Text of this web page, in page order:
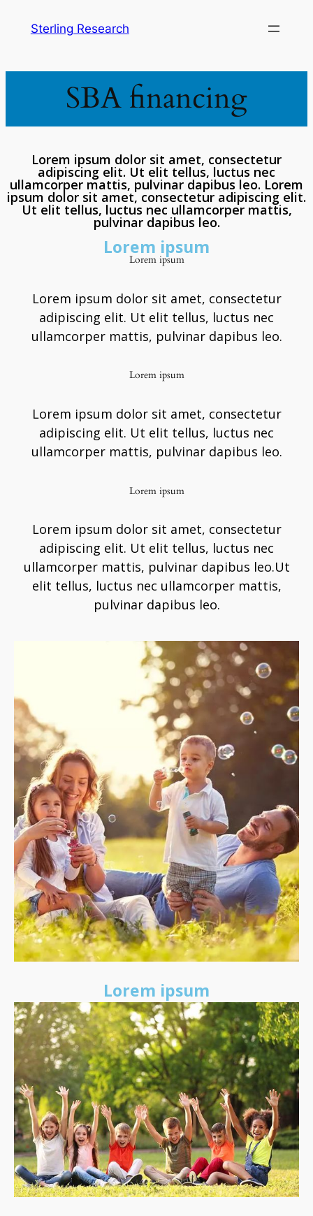
Sterling Research
SBA financing
Lorem ipsum dolor sit amet, consectetur
adipiscing elit. Ut elit tellus, luctus nec
ullamcorper mattis, pulvinar dapibus leo. Lorem
ipsum dolor sit amet, consectetur adipiscing elit.
Ut elit tellus, luctus nec ullamcorper mattis,
pulvinar dapibus leo.
Lorem ipsum
Lorem ipsum
Lorem ipsum dolor sit amet, consectetur
adipiscing elit. Ut elit tellus, luctus nec
ullamcorper mattis, pulvinar dapibus leo.
Lorem ipsum
Lorem ipsum dolor sit amet, consectetur
adipiscing elit. Ut elit tellus, luctus nec
ullamcorper mattis, pulvinar dapibus leo.
Lorem ipsum
Lorem ipsum dolor sit amet, consectetur
adipiscing elit. Ut elit tellus, luctus nec
ullamcorper mattis, pulvinar dapibus leo.Ut
elit tellus, luctus nec ullamcorper mattis,
pulvinar dapibus leo.
Lorem ipsum